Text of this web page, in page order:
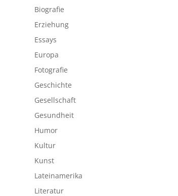
Biografie
Erziehung
Essays
Europa
Fotografie
Geschichte
Gesellschaft
Gesundheit
Humor
Kultur
Kunst
Lateinamerika
Literatur